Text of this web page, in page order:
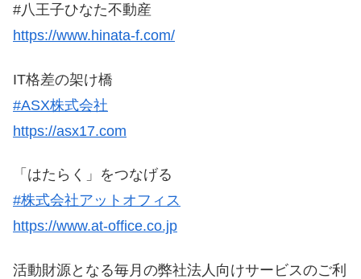
#八王子ひなた不動産
https://www.hinata-f.com/
IT格差の架け橋
#ASX株式会社
https://asx17.com
「はたらく」をつなげる
#株式会社アットオフィス
https://www.at-office.co.jp
活動財源となる毎月の弊社法人向けサービスのご利